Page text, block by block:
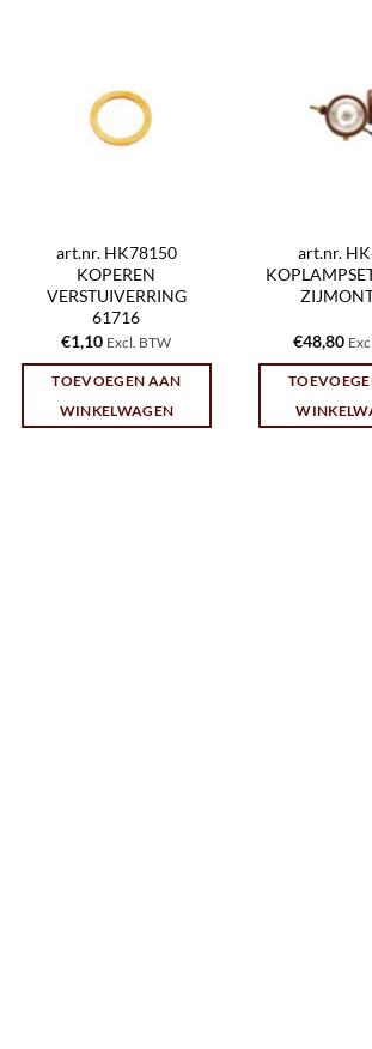
art.nr. HK78150
KOPEREN
VERSTUIVERRING
61716
€1,10 Excl. BTW
TOEVOEGEN AAN
WINKELWAGEN
art.nr.
€48,80